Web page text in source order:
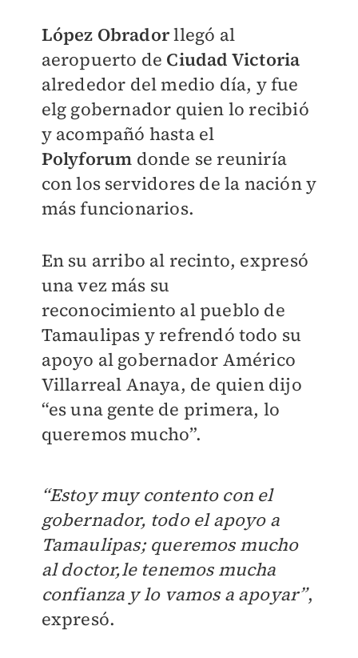
López Obradorllegó al
aeropuerto de Ciudad Victoria
alrededor del medio día, y fue
elg gobernador quien lo recibió
y acompañó hasta el
Polyforum donde se reuniría
con los servidores de la nación y
más funcionarios.
En su arribo al recinto, expresó
una vez más su
reconocimiento al pueblo de
Tamaulipas y refrendó todo su
apoyo al gobernador Américo
Villarreal Anaya, de quien dijo
“es una gente de primera, lo
queremos mucho”.
“Estoy muy contento con el
gobernador, todo el apoyo a
Tamaulipas; queremos mucho
al doctor,le tenemos mucha
confianza y lo vamos a apoyar”,
expresó.